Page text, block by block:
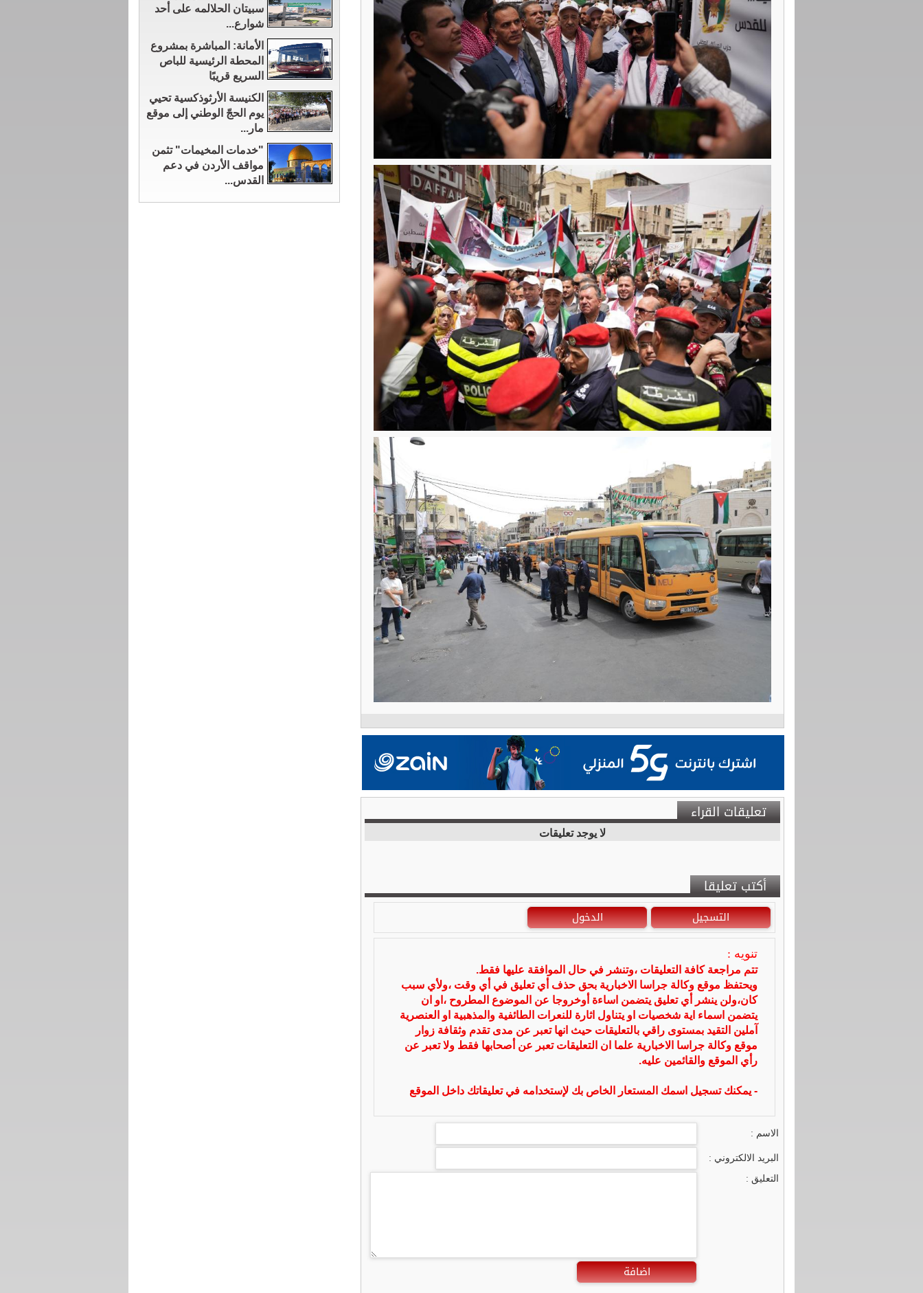
تعليقات القراء
لا يوجد تعليقات
أكتب تعليقا
التسجيل الدخول
تنويه :
تتم مراجعة كافة التعليقات ،وتنشر في حال الموافقة عليها فقط.
ويحتفظ موقع وكالة جراسا الاخبارية بحق حذف أي تعليق في أي وقت ،ولأي سبب
كان،ولن ينشر أي تعليق يتضمن اساءة أوخروجا عن الموضوع المطروح ،او ان
يتضمن اسماء اية شخصيات او يتناول اثارة للنعرات الطائفية والمذهبية او العنصرية
آملين التقيد بمستوى راقي بالتعليقات حيث انها تعبر عن مدى تقدم وثقافة زوار
موقع وكالة جراسا الاخبارية علما ان التعليقات تعبر عن أصحابها فقط ولا تعبر عن
رأي الموقع والقائمين عليه.
- يمكنك تسجيل اسمك المستعار الخاص بك لإستخدامه في تعليقاتك داخل الموقع
الاسم :
البريد الالكتروني :
التعليق :
اضافة
سبيتان الحلالمه على أحد
شوارع...
الأمانة: المباشرة بمشروع
المحطة الرئيسية للباص
السريع قريبًا
الكنيسة الأرثوذكسية تحيي
يوم الحجّ الوطني إلى موقع
مار...
"خدمات المخيمات" تثمن
مواقف الأردن في دعم
القدس...